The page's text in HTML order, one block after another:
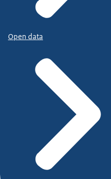
Open data